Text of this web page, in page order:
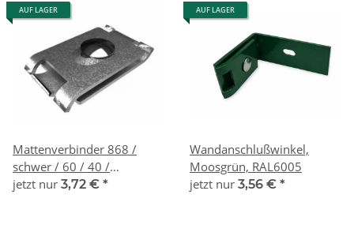
AUF LAGER
Mattenverbinder 868 /
schwer / 60 / 40 /
feuerverzinkt
jetzt nur 3,72 € *
AUF LAGER
Wandanschlußwinkel,
Moosgrün, RAL6005
jetzt nur 3,56 € *